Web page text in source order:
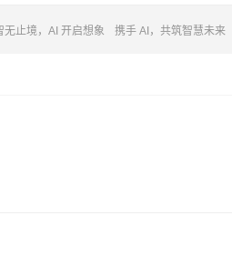
无止境，AI 开启想象 携手 AI，共筑智慧未来